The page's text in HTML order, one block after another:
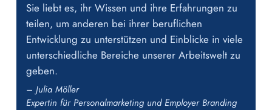
Sie liebt es, ihr Wissen und ihre Erfahrungen zu
teilen, um anderen bei ihrer beruflichen
Entwicklung zu unterstützen und Einblicke in viele
unterschiedliche Bereiche unserer Arbeitswelt zu
geben.
– Julia Möller
Expertin für Personalmarketing und Employer Branding